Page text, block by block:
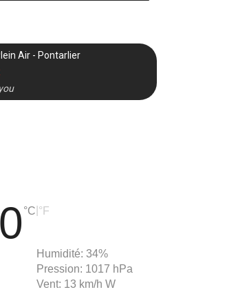
Air - Pontarlier
°C °F
Humidité: 34%
Pression: 1017 hPa
Vent: 13 km/h W